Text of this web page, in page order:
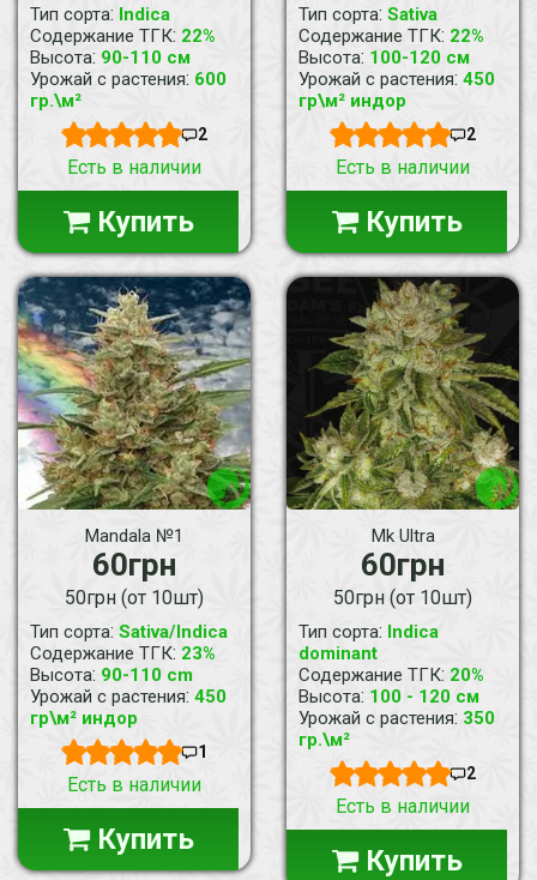
Тип сорта: Indica
Содержание ТГК: 22%
Высота: 90-110 см
Урожай с растения: 600
гр.\м²
2
Есть в наличии
Купить
Тип сорта: Sativa
Содержание ТГК: 22%
Высота: 100-120 см
Урожай с растения: 450
гр\м² индор
2
Есть в наличии
Купить
Mandala №1
60грн
50грн (от 10шт)
Тип сорта: Sativa/Indica
Содержание ТГК: 23%
Высота: 90-110 cm
Урожай с растения: 450
гр\м² индор
1
Есть в наличии
Купить
Mk Ultra
60грн
50грн (от 10шт)
Тип сорта: Indica
dominant
Содержание ТГК: 20%
Высота: 100 - 120 см
Урожай с растения: 350
гр.\м²
2
Есть в наличии
Купить